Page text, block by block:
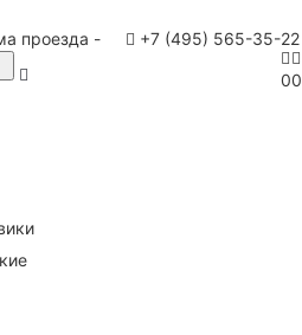
проезда - +7 (495) 565-35-22
00